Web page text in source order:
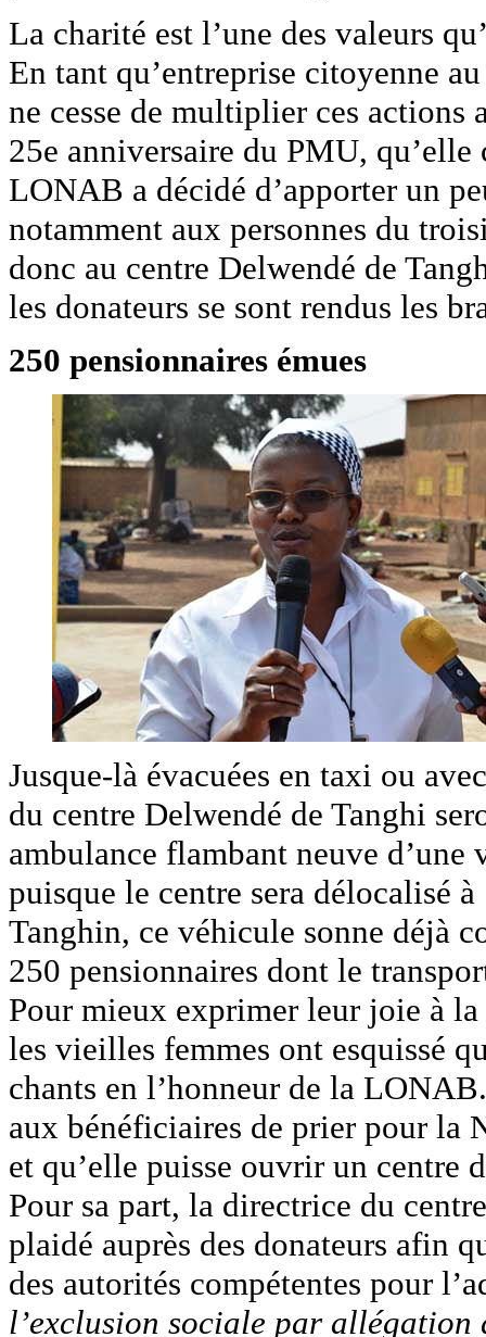
La charité est l’une des valeurs
En tant qu’entreprise citoyenne
ne cesse de multiplier ces actions
25e anniversaire du PMU,
LONAB a décidé d’apporter un
notamment aux personnes du
donc au centre Delwendé de
les donateurs se sont rendus les
250 pensionnaires émues
Jusque-là évacuées en taxi ou
du centre Delwendé de Tanghi
ambulance flambant neuve
puisque le centre sera délocalisé
Tanghin, ce véhicule sonne déjà
250 pensionnaires dont le
Pour mieux exprimer leur joie à
les vieilles femmes ont esquissé
chants en l’honneur de la
aux bénéficiaires de prier pour la
et qu’elle puisse ouvrir un centre
Pour sa part, la directrice du
plaidé auprès des donateurs afin
des autorités compétentes pour
l’exclusion sociale par